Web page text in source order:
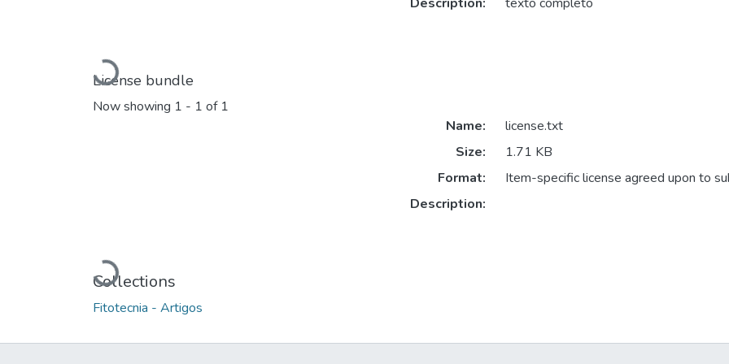
Loading...
License bundle
Now showing 1 - 1 of 1
Loading...
Name:
license.txt
Size:
1.71 KB
Format:
Item-specific license agreed upon to
Description:
Collections
Fitotecnia - Artigos